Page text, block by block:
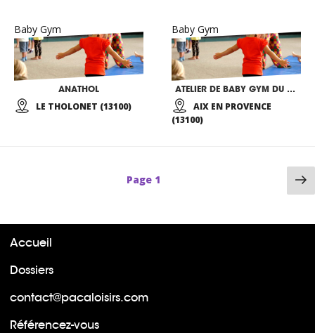
Baby Gym
ANATHOL
LE THOLONET (13100)
Baby Gym
ATELIER DE BABY GYM DU PETIT CHAPERON ROUGE
AIX EN PROVENCE
(13100)
Page 1
Accueil
Dossiers
contact@pacaloisirs.com
Référencez-vous